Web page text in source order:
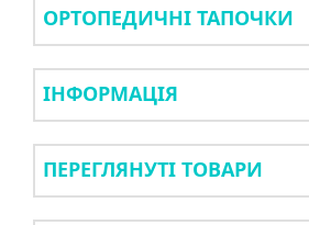
ОРТОПЕДИЧНІ ТАПОЧКИ
ІНФОРМАЦІЯ
ПЕРЕГЛЯНУТІ ТОВАРИ